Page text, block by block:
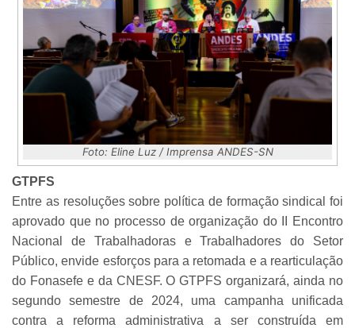
Foto: Eline Luz / Imprensa ANDES-SN
GTPFS
Entre as resoluções sobre política de formação sindical foi
aprovado que no processo de organização do II Encontro
Nacional de Trabalhadoras e Trabalhadores do Setor
Público, envide esforços para a retomada e a rearticulação
do Fonasefe e da CNESF. O GTPFS organizará, ainda no
segundo semestre de 2024, uma campanha unificada
contra a reforma administrativa a ser construída em